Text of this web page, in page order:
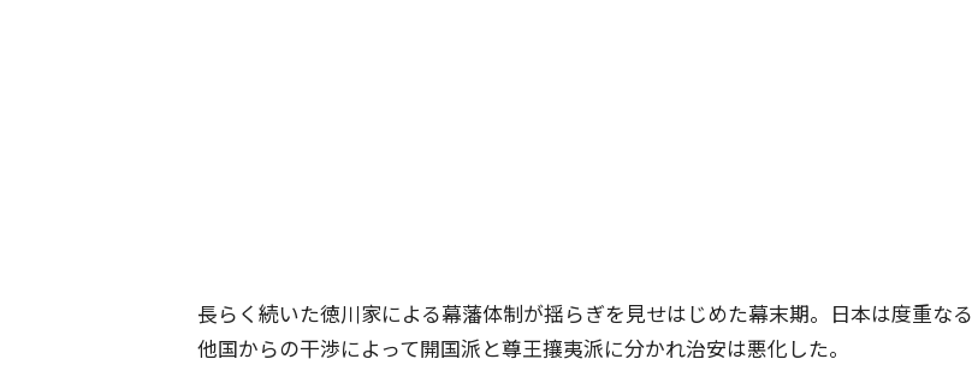
長らく続いた徳川家による幕藩体制が揺らぎを見せはじめた幕末期。日本は度重なる
他国からの干渉によって開国派と尊王攘夷派に分かれ治安は悪化した。